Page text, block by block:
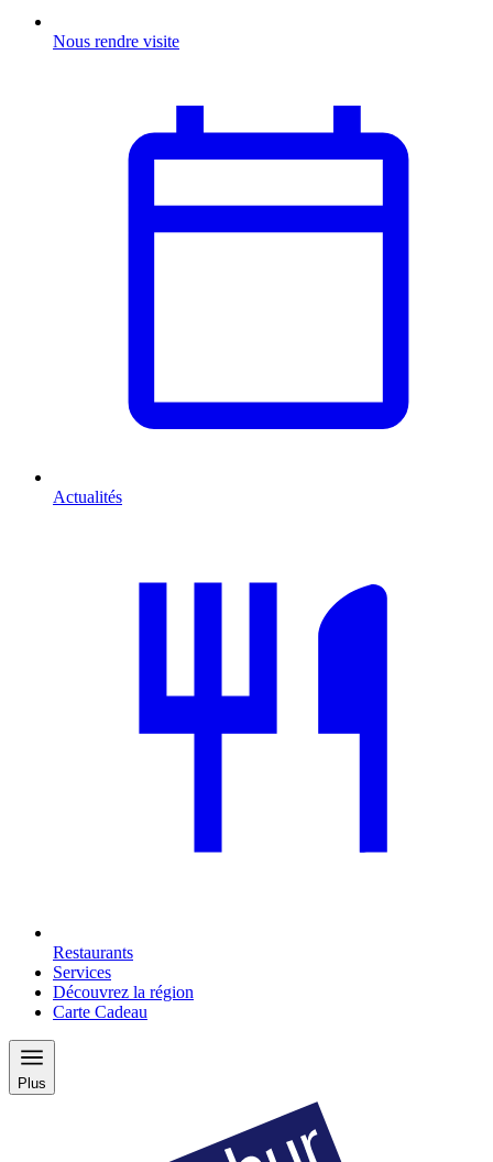
Nous rendre visite
Actualités
Restaurants
Services
Découvrez la région
Carte Cadeau
Plus